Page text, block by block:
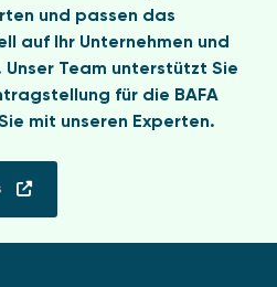
und passen das
auf Ihr Unternehmen und
Unser Team unterstützt Sie
für die BAFA
mit unseren Experten.